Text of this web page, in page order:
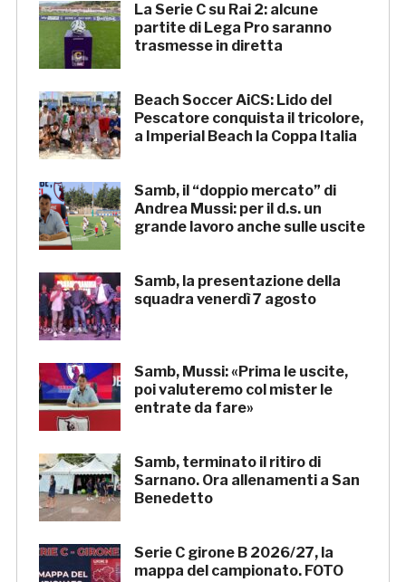
La Serie C su Rai 2: alcune
partite di Lega Pro saranno
trasmesse in diretta
Beach Soccer AiCS: Lido del
Pescatore conquista il tricolore,
a Imperial Beach la Coppa Italia
Samb, il “doppio mercato” di
Andrea Mussi: per il d.s. un
grande lavoro anche sulle uscite
Samb, la presentazione della
squadra venerdì 7 agosto
Samb, Mussi: «Prima le uscite,
poi valuteremo col mister le
entrate da fare»
Samb, terminato il ritiro di
Sarnano. Ora allenamenti a San
Benedetto
Serie C girone B 2026/27, la
mappa del campionato. FOTO